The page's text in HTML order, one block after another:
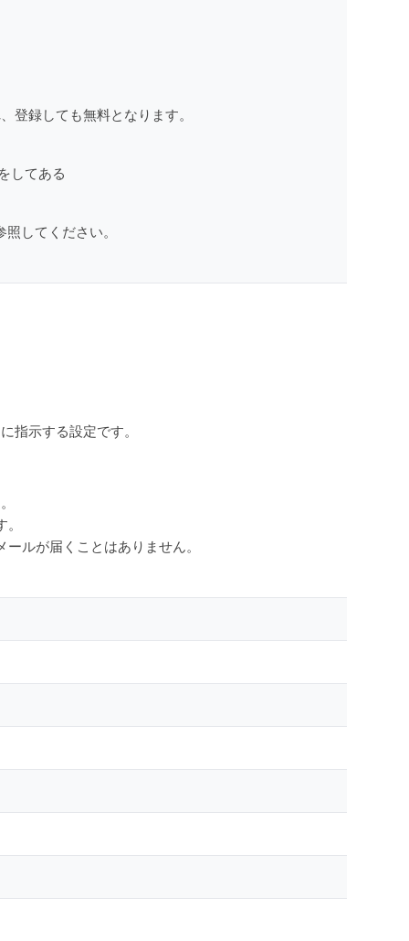
登録しても無料となります。
してある
照してください。
指示する設定です。
ルが届くことはありません。